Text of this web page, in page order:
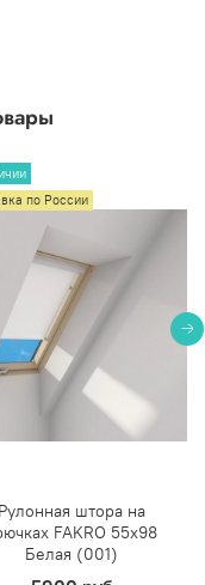
по России
Рулонная штора на
FAKRO 55х98
Белая (001)